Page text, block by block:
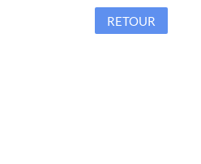
RETOUR